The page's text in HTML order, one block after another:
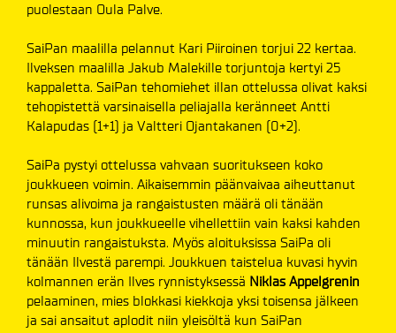
puolestaan Oula Palve.
SaiPan maalilla pelannut Kari Piiroinen torjui 22 kertaa.
Ilveksen maalilla Jakub Malekille torjuntoja kertyi 25
kappaletta. SaiPan tehomiehet illan ottelussa olivat kaksi
tehopistettä varsinaisella peliajalla keränneet Antti
Kalapudas (1+1) ja Valtteri Ojantakanen (0+2).
SaiPa pystyi ottelussa vahvaan suoritukseen koko
joukkueen voimin. Aikaisemmin päänvaivaa aiheuttanut
runsas alivoima ja rangaistusten määrä oli tänään
kunnossa, kun joukkueelle vihellettiin vain kaksi kahden
minuutin rangaistuksta. Myös aloituksissa SaiPa oli
tänään Ilvestä parempi. Joukkuen taistelua kuvasi hyvin
kolmannen erän Ilves rynnistyksessä Niklas Appelgrenin
pelaaminen, mies blokkasi kiekkoja yksi toisensa jälkeen
ja sai ansaitut aplodit niin yleisöltä kun SaiPan